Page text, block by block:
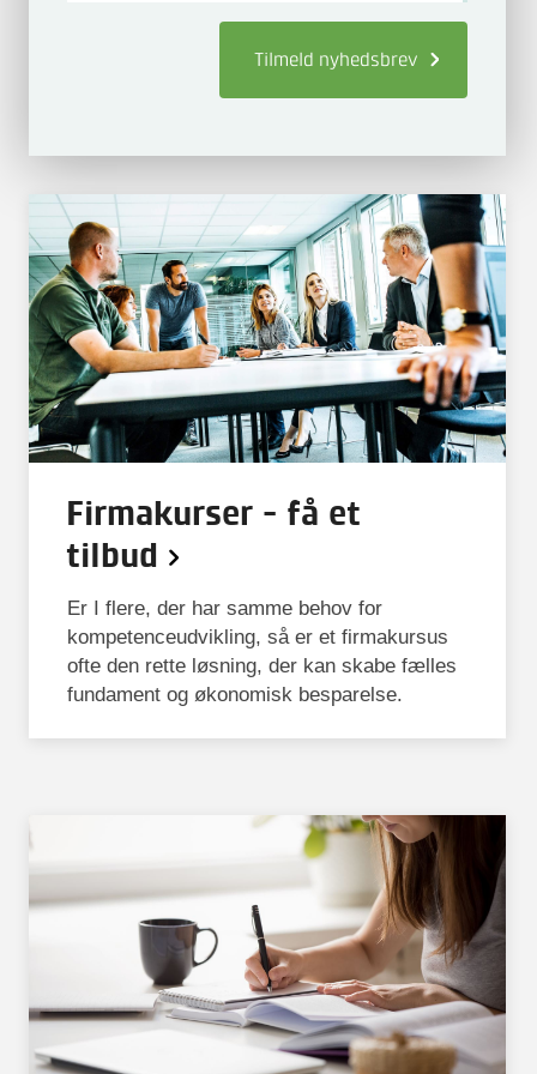
Tilmeld nyhedsbrev
Firmakurser - få et
tilbud
Er I flere, der har samme behov for
kompetenceudvikling, så er et firmakursus
ofte den rette løsning, der kan skabe fælles
fundament og økonomisk besparelse.